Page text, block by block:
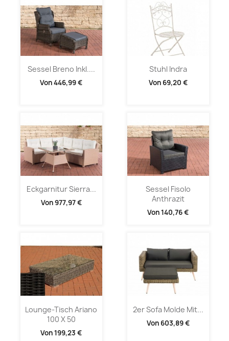
Sessel Breno Inkl....
Von446,99 €
Stuhl Indra
Von 69,20 €
Eckgarnitur Sierra...
Von977,97 €
Sessel Fisolo
Anthrazit
Von140,76 €
Lounge-Tisch Ariano
100 X 50
Von199,23 €
2er Sofa Molde Mit...
Von 603,89 €